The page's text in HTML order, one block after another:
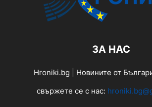
ЗА НАС
Hroniki.bg | Новините от
свържете се с нас: